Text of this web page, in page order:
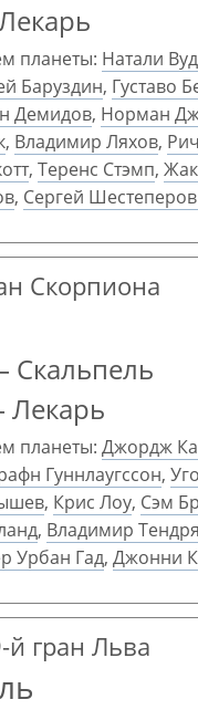
планеты: Натали Вуд
Баруздин, Густаво
Демидов, Норман
, Владимир Ляхов,
, Теренс Стэмп,
, Сергей
Скорпиона
Скальпель
Лекарь
планеты: Джордж
Гуннлаугссон,
, Крис Лоу, Сэм
, Владимир
Урбан Гад, Джонни
й гран Льва